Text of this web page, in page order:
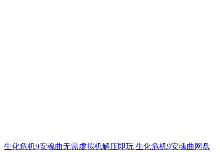
生化危机9安魂曲无需虚拟机解压即玩 生化危机9安魂曲网盘